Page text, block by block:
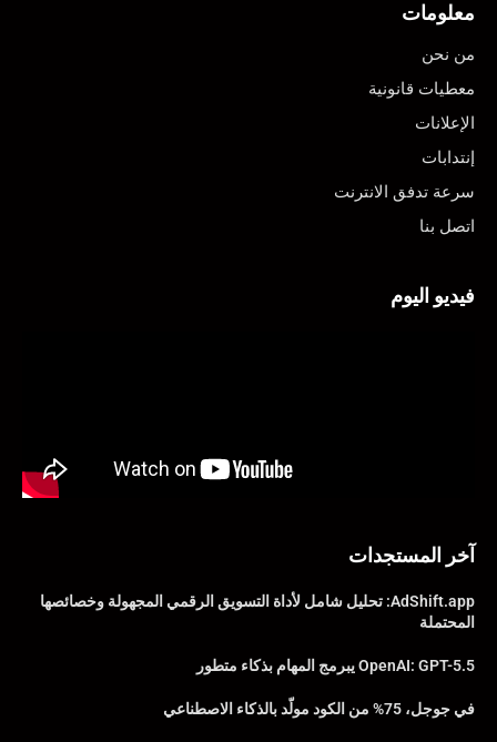
معلومات
من نحن
معطيات قانونية
الإعلانات
إنتدابات
سرعة تدفق الانترنت
اتصل بنا
فيديو اليوم
آخر المستجدات
AdShift.app: تحليل شامل لأداة التسويق الرقمي المجهولة وخصائصها
المحتملة
OpenAI: GPT-5.5 يبرمج المهام بذكاء متطور
في جوجل، 75% من الكود مولّد بالذكاء الاصطناعي